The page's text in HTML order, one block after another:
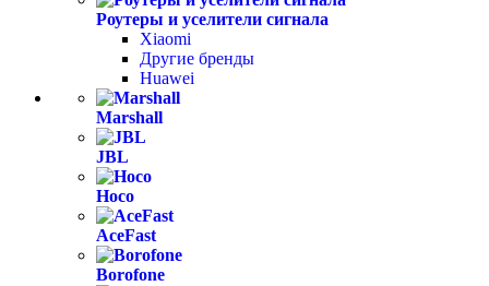
Роутеры и уселители сигнала
Xiaomi
Другие бренды
Huawei
Marshall
JBL
Hoco
AceFast
Borofone